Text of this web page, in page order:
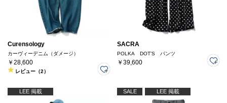
Curensology
カーヴィーデニム（ダメージ）
￥28,600
レビュー（2）
SACRA
POLKA DOT’S パンツ
￥39,600
LEE 掲載 SALE LEE 掲載